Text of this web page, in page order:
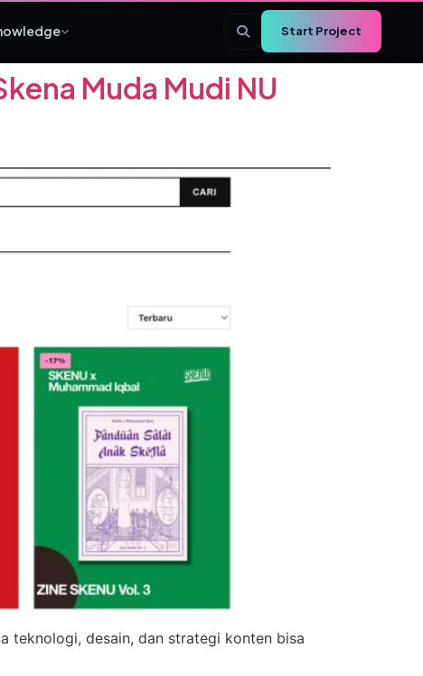
Start Project
Muda Mudi NU
teknologi, desain, dan strategi konten bisa